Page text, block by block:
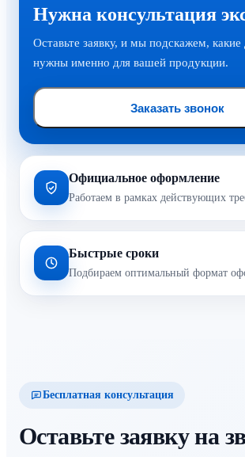
Нужна консультация
Оставьте заявку, и мы подскажем,
нужны именно для вашей продукции.
Заказать звонок
Официальное оформление
Работаем в рамках действующих
Быстрые сроки
Подбираем оптимальный формат
Бесплатная консультация
Оставьте заявку на